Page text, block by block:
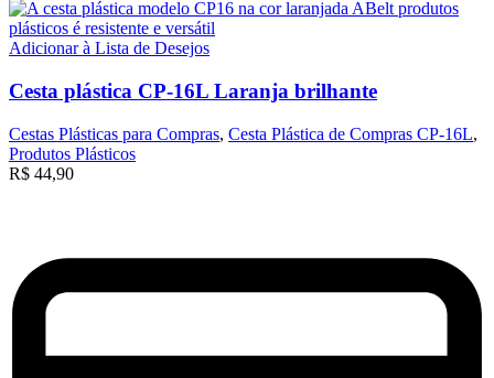
Adicionar à Lista de Desejos
Cesta plástica CP-16L Laranja brilhante
Cestas Plásticas para Compras, Cesta Plástica de Compras CP-16L,
Produtos Plásticos
R$ 44,90